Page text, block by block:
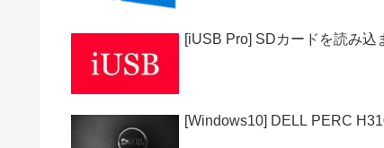
[iUSB Pro] SDカードを読み込
[Windows10] DELL PERC